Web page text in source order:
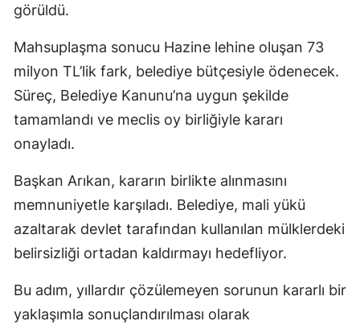
görüldü.
Mahsuplaşma sonucu Hazine lehine oluşan 73
milyon TL’lik fark, belediye bütçesiyle ödenecek.
Süreç, Belediye Kanunu’na uygun şekilde
tamamlandı ve meclis oy birliğiyle kararı
onayladı.
Başkan Arıkan, kararın birlikte alınmasını
memnuniyetle karşıladı. Belediye, mali yükü
azaltarak devlet tarafından kullanılan mülklerdeki
belirsizliği ortadan kaldırmayı hedefliyor.
Bu adım, yıllardır çözülemeyen sorunun kararlı bir
yaklaşımla sonuçlandırılması olarak